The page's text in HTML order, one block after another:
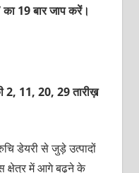
का 19 बार जाप करें।
2, 11, 20, 29 तारीख़
डेयरी से जुड़े उत्पादों
क्षेत्र में आगे बढ़ने के